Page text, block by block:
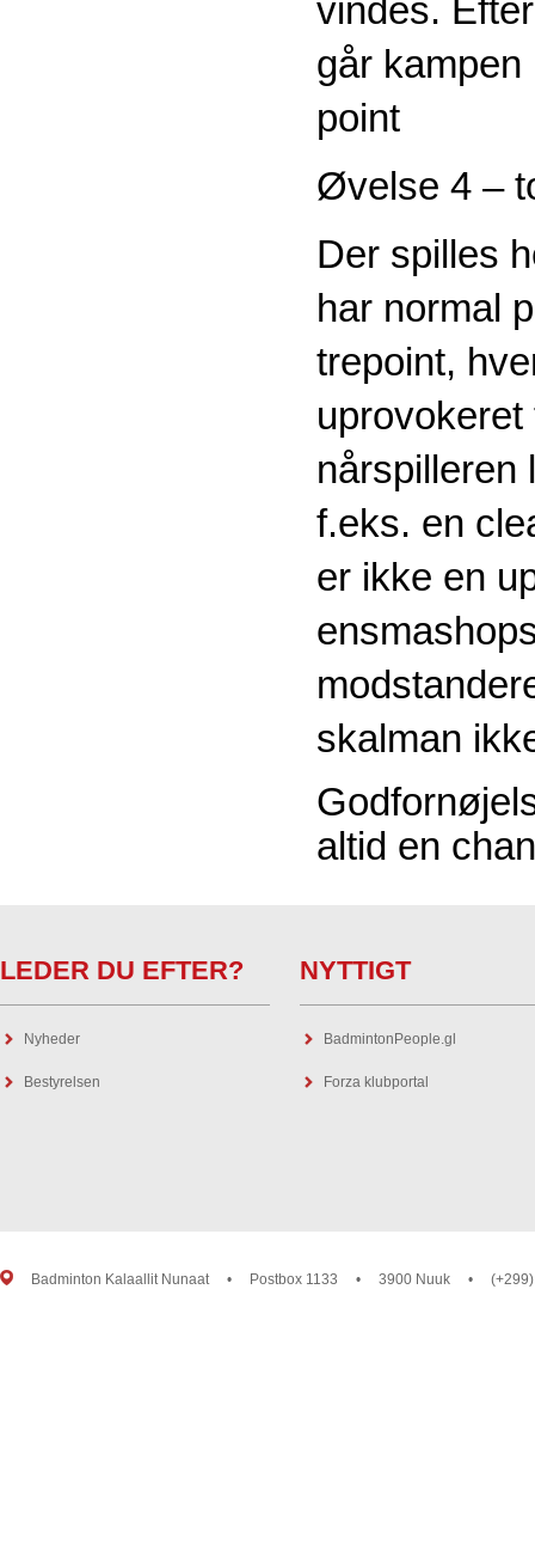
vindes.
går
point
Øvelse 4 –
Der spilles
har normal
trepoint,
nårspilleren
f.eks. en
er ikke en
skalman
altid en
LEDER DU EFTER?
Nyheder
Bestyrelsen
NYTTIGT
BadmintonPeople.gl
Forza klubportal
Badminton Kalaallit Nunaat • Postbox 1133 • 3900 Nuuk •